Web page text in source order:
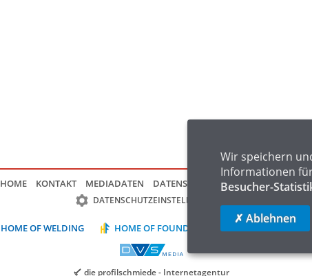
HOME KONTAKT MEDIADATEN DATENSCHUTZ IMPRESSUM FAQ
DATENSCHUTZEINSTELLUNGEN
HOME OF WELDING HOME OF FOUNDRY HOME OF
die profilschmiede - Internetagentur
Wir speichern
Informationen
Besucher-
✗ Ablehnen